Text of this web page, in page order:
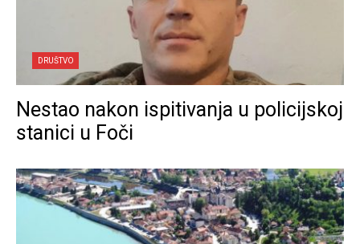
DRUŠTVO
Nestao nakon ispitivanja u policijskoj
stanici u Foči